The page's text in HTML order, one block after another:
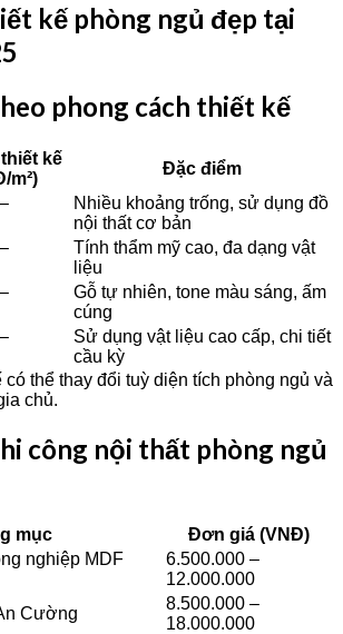
kế phòng ngủ đẹp tại
phong cách thiết kế
kế
m²)
Đặc điểm
Nhiều khoảng trống, sử dụng đồ
nội thất cơ bản
Tính thẩm mỹ cao, đa dạng vật
liệu
Gỗ tự nhiên, tone màu sáng, ấm
cúng
Sử dụng vật liệu cao cấp, chi tiết
cầu kỳ
có thể thay đổi tuỳ diện tích phòng ngủ và
chủ.
công nội thất phòng ngủ
mục
Đơn giá (VNĐ)
nghiệp MDF
6.500.000 –
12.000.000
Cường
8.500.000 –
18.000.000